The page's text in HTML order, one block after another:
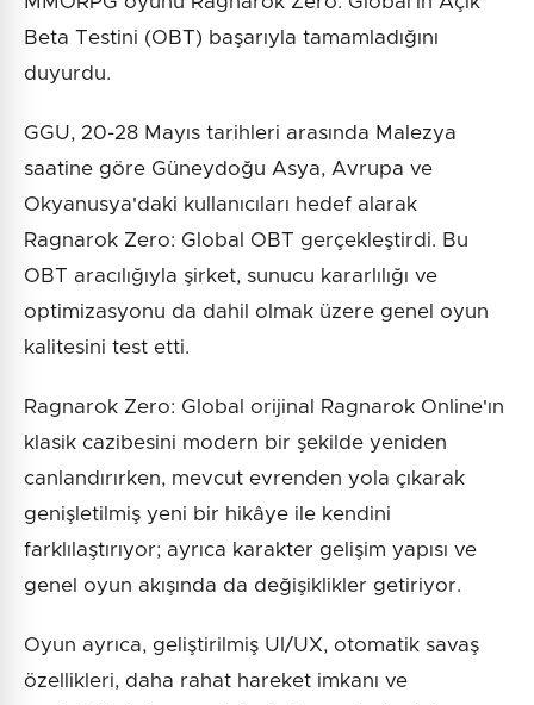
Beta Testini (OBT) başarıyla tamamladığını
duyurdu.
GGU, 20-28 Mayıs tarihleri arasında Malezya
saatine göre Güneydoğu Asya, Avrupa ve
Okyanusya'daki kullanıcıları hedef alarak
Ragnarok Zero: Global OBT gerçekleştirdi. Bu
OBT aracılığıyla şirket, sunucu kararlılığı ve
optimizasyonu da dahil olmak üzere genel oyun
kalitesini test etti.
Ragnarok Zero: Global orijinal Ragnarok Online'ın
klasik cazibesini modern bir şekilde yeniden
canlandırırken, mevcut evrenden yola çıkarak
genişletilmiş yeni bir hikâye ile kendini
farklılaştırıyor; ayrıca karakter gelişim yapısı ve
genel oyun akışında da değişiklikler getiriyor.
Oyun ayrıca, geliştirilmiş UI/UX, otomatik savaş
özellikleri, daha rahat hareket imkanı ve